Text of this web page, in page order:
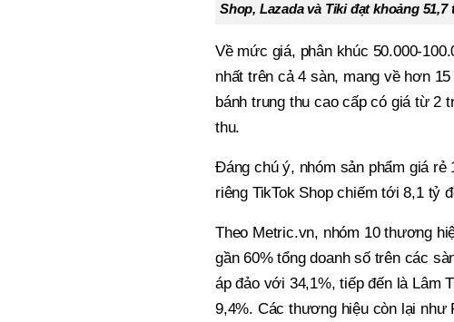
Shop, Lazada và Tiki đạt khoảng 51,7
Về mức giá, phân khúc 50.000-
nhất trên cả 4 sàn, mang về hơn
bánh trung thu cao cấp có giá từ 2
thu.
Đáng chú ý, nhóm sản phẩm giá rẻ
riêng TikTok Shop chiếm tới 8,1 tỷ
Theo Metric.vn, nhóm 10 thương
gần 60% tổng doanh số trên các
áp đảo với 34,1%, tiếp đến là Lâm
9,4%. Các thương hiệu còn lại như